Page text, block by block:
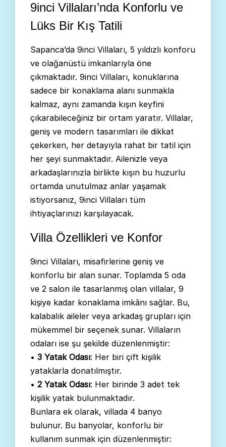
9inci Villaları’nda Konforlu ve
Lüks Bir Kış Tatili
Sapanca’da 9inci Villaları, 5 yıldızlı konforu
ve olağanüstü imkanlarıyla öne
çıkmaktadır. 9inci Villaları, konuklarına
sadece bir konaklama alanı sunmakla
kalmaz, aynı zamanda kışın keyfini
çıkarabileceğiniz bir ortam yaratır. Villalar,
geniş ve modern tasarımları ile dikkat
çekerken, her detayıyla rahat bir tatil için
her şeyi sunmaktadır. Ailenizle veya
arkadaşlarınızla birlikte kışın bu huzurlu
ortamda unutulmaz anlar yaşamak
istiyorsanız, 9inci Villaları tüm
ihtiyaçlarınızı karşılayacak.
Villa Özellikleri ve Konfor
9inci Villaları, misafirlerine geniş ve
konforlu bir alan sunar. Toplamda 5 oda
ve 2 salon ile tasarlanmış olan villalar, 9
kişiye kadar konaklama imkânı sağlar. Bu,
kalabalık aileler veya arkadaş grupları için
mükemmel bir seçenek sunar. Villaların
odaları ise şu şekilde düzenlenmiştir:
• 3 Yatak Odası: Her biri çift kişilik
yataklarla donatılmıştır.
• 2 Yatak Odası: Her birinde 3 adet tek
kişilik yatak bulunmaktadır.
Bunlara ek olarak, villada 4 banyo
bulunur. Bu banyolar, konforlu bir
kullanım sunmak için düzenlenmiştir: